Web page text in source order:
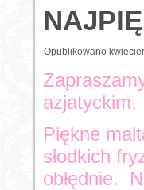
Opublikowano
Piękne
słodkich
obłędnie.